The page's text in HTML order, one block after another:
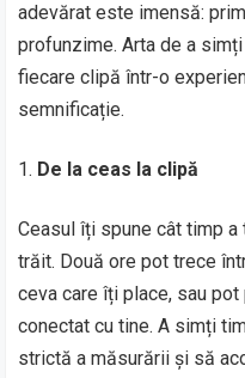
adevărat este imensă:
profunzime. Arta de a
fiecare clipă într-o
semnificație.
De la ceas la clipă
Ceasul îți spune cât timp
trăit. Două ore pot trece
ceva care îți place, sau
conectat cu tine. A simți
strictă a măsurării și să